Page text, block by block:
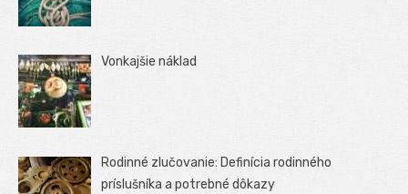
Vonkajšie náklad
Rodinné zlučovanie: Definícia rodinného
príslušníka a potrebné dôkazy